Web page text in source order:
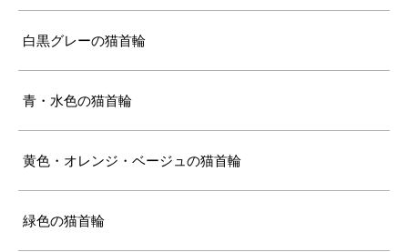
白黒グレーの猫首輪
青・水色の猫首輪
黄色・オレンジ・ベージュの猫首輪
緑色の猫首輪